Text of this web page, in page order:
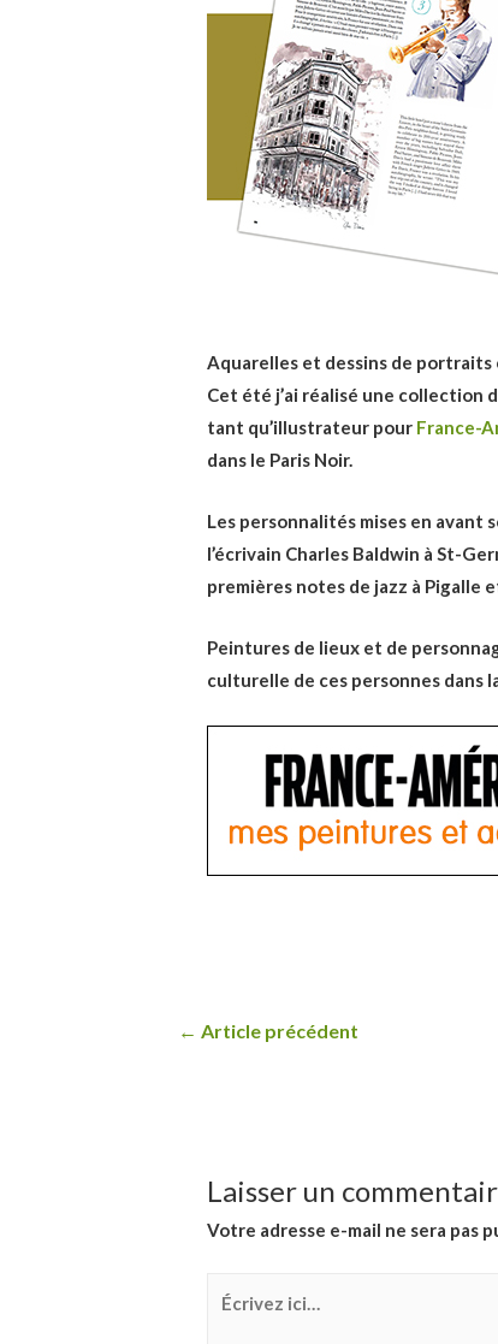
Aquarelles et dessins de portraits
Cet été j’ai réalisé une collection
tant qu’illustrateur pour France-
dans le Paris Noir.
Les personnalités mises en avant
l’écrivain Charles Baldwin à St-
premières notes de jazz à Pigalle
Peintures de lieux et de
culturelle de ces personnes dans
Navigation
← Article précédent
Laisser un
Votre adresse e-mail ne sera pas